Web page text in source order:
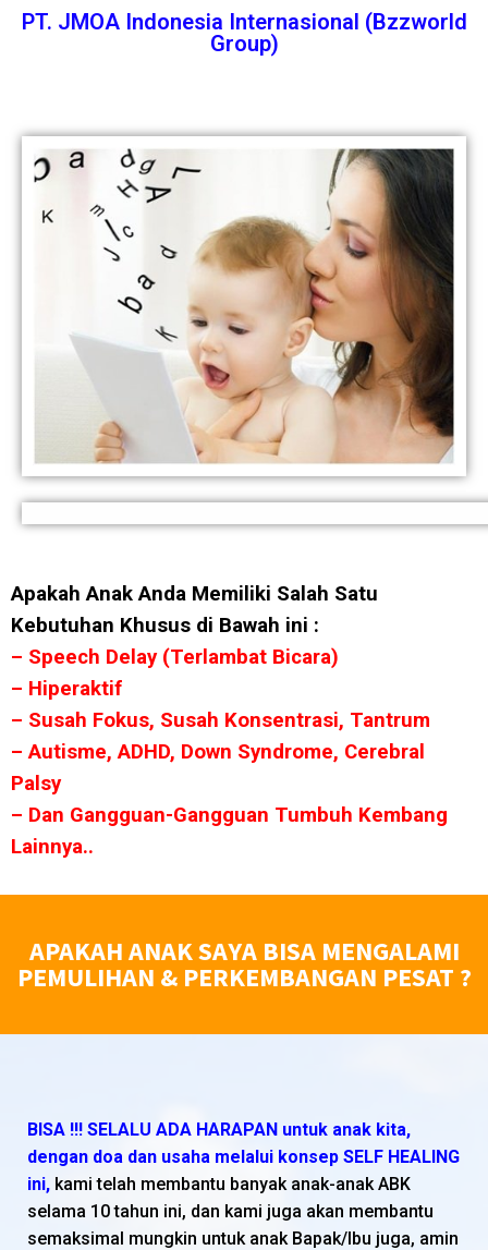
PT. JMOA Indonesia Internasional (Bzzworld
Group)
Apakah Anak Anda Memiliki Salah Satu
Kebutuhan Khusus di Bawah ini :
– Speech Delay (Terlambat Bicara)
– Hiperaktif
– Susah Fokus, Susah Konsentrasi, Tantrum
– Autisme, ADHD, Down Syndrome, Cerebral
Palsy
– Dan Gangguan-Gangguan Tumbuh Kembang
Lainnya..
APAKAH ANAK SAYA BISA MENGALAMI
PEMULIHAN & PERKEMBANGAN PESAT ?
BISA !!! SELALU ADA HARAPAN untuk anak kita,
dengan doa dan usaha melalui konsep SELF HEALING
ini, kami telah membantu banyak anak-anak ABK
selama 10 tahun ini, dan kami juga akan membantu
semaksimal mungkin untuk anak Bapak/Ibu juga, amin